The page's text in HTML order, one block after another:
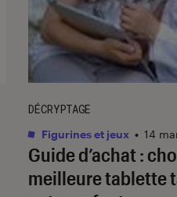
Guide d’achat :
meilleure tablette
DÉCRYPTAGE
Figurines et jeux • 14